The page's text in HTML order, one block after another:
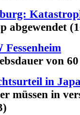
Fessenheim
von 60
in
in